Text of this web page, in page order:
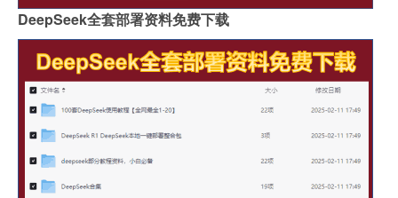
DeepSeek全套部署资料免费下载